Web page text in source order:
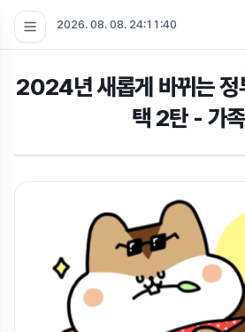
2026. 08. 08. 24:11:41
2024년 새롭게 바뀌는 정
택 2탄 - 가